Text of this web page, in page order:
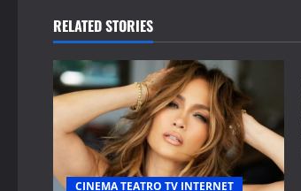
n
a
v
i
g
RELATED STORIES
CINEMA TEATRO TV INTERNET